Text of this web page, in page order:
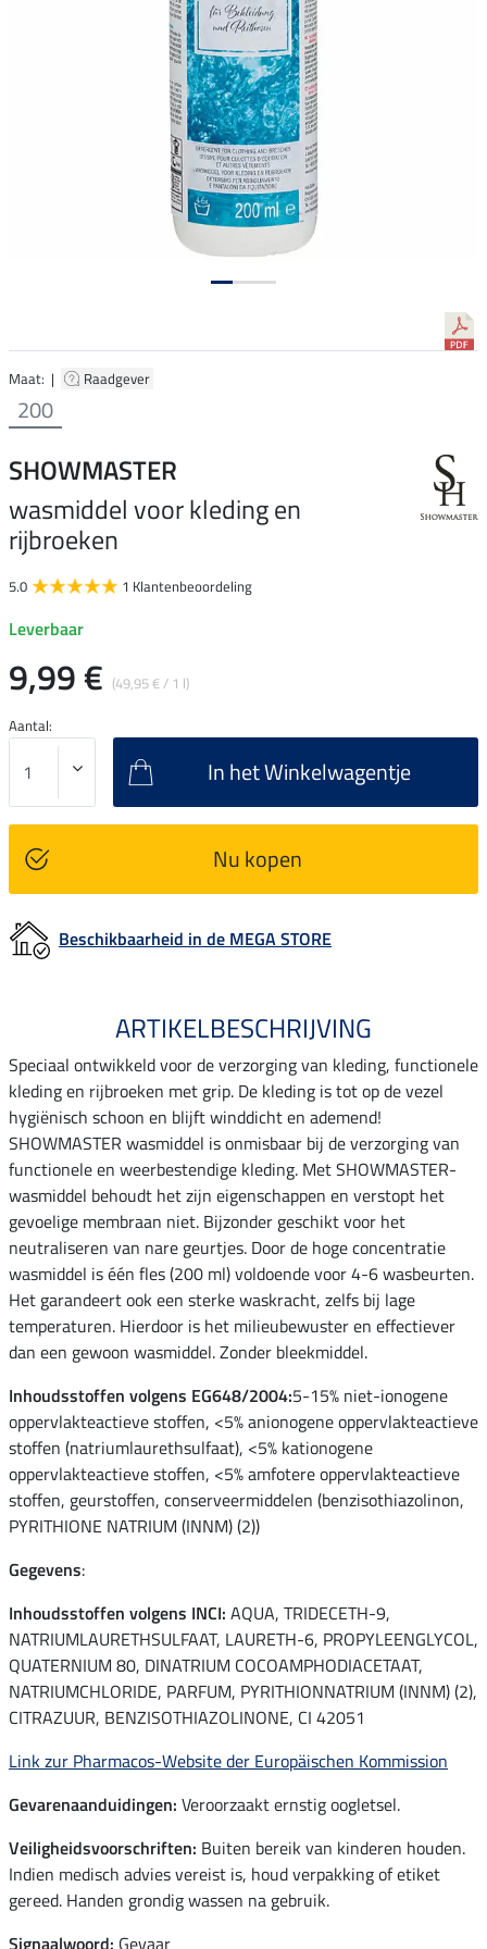
Maat: | Raadgever
200
SHOWMASTER
wasmiddel voor kleding en
rijbroeken
5.0 1 Klantenbeoordeling
Leverbaar
9,99 € (49,95 € / 1 l)
Aantal:
In het Winkelwagentje
Nu kopen
Beschikbaarheid in de MEGA STORE
ARTIKELBESCHRIJVING
Speciaal ontwikkeld voor de verzorging van kleding, functionele
kleding en rijbroeken met grip. De kleding is tot op de vezel
hygiënisch schoon en blijft winddicht en ademend!
SHOWMASTER wasmiddel is onmisbaar bij de verzorging van
functionele en weerbestendige kleding. Met SHOWMASTER-
wasmiddel behoudt het zijn eigenschappen en verstopt het
gevoelige membraan niet. Bijzonder geschikt voor het
neutraliseren van nare geurtjes. Door de hoge concentratie
wasmiddel is één fles (200 ml) voldoende voor 4-6 wasbeurten.
Het garandeert ook een sterke waskracht, zelfs bij lage
temperaturen. Hierdoor is het milieubewuster en effectiever
dan een gewoon wasmiddel. Zonder bleekmiddel.
Inhoudsstoffen volgens EG648/2004:5-15% niet-ionogene
oppervlakteactieve stoffen, <5% anionogene oppervlakteactieve
stoffen (natriumlaurethsulfaat), <5% kationogene
oppervlakteactieve stoffen, <5% amfotere oppervlakteactieve
stoffen, geurstoffen, conserveermiddelen (benzisothiazolinon,
PYRITHIONE NATRIUM (INNM) (2))
Gegevens:
Inhoudsstoffen volgens INCI: AQUA, TRIDECETH-9,
NATRIUMLAURETHSULFAAT, LAURETH-6, PROPYLEENGLYCOL,
QUATERNIUM 80, DINATRIUM COCOAMPHODIACETAAT,
NATRIUMCHLORIDE, PARFUM, PYRITHIONNATRIUM (INNM) (2),
CITRAZUUR, BENZISOTHIAZOLINONE, CI 42051
Link zur Pharmacos-Website der Europäischen Kommission
Gevarenaanduidingen: Veroorzaakt ernstig oogletsel.
Veiligheidsvoorschriften: Buiten bereik van kinderen houden.
Indien medisch advies vereist is, houd verpakking of etiket
gereed. Handen grondig wassen na gebruik.
Signaalwoord: Gevaar